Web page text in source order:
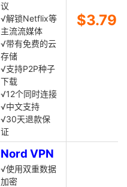
议
√解锁Netflix等
主流流媒体
√带有免费的云
存储
√支持P2P种子
下载
√12个同时连接
√中文支持
√30天退款保
证
$3.79
Nord VPN
√使用双重数据
加密